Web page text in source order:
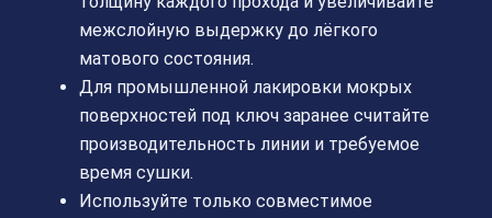
межслойную выдержку до лёгкого
матового состояния.
Для промышленной лакировки мокрых
поверхностей под ключ заранее считайте
производительность линии и требуемое
время сушки.
Используйте только совместимое